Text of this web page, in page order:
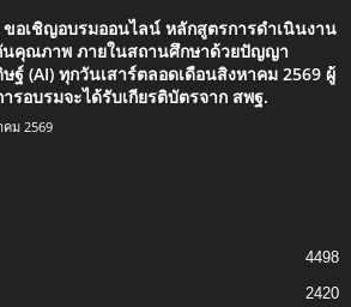
ขอเชิญอบรมออนไลน์ หลักสูตรการดำเนินงาน
นคุณภาพ ภายในสถานศึกษาด้วยปัญญา
ฐ์ (AI) ทุกวันเสาร์ตลอดเดือนสิงหาคม 2569 ผู้
รอบรมจะได้รับเกียรติบัตรจาก สพฐ.
คม 2569
4498
2420